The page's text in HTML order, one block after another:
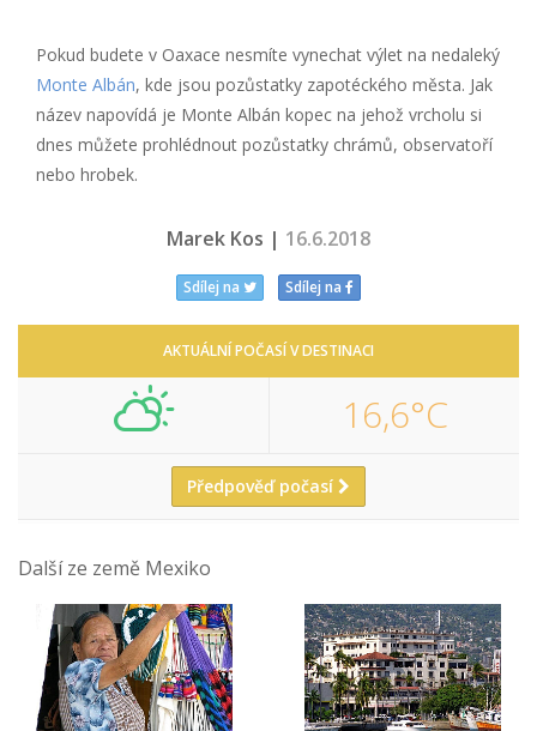
Pokud budete v Oaxace nesmíte vynechat výlet na nedaleký
Monte Albán, kde jsou pozůstatky zapotéckého města. Jak
název napovídá je Monte Albán kopec na jehož vrcholu si
dnes můžete prohlédnout pozůstatky chrámů, observatoří
nebo hrobek.
Marek Kos | 16.6.2018
Sdílej na Sdílej na
AKTUÁLNÍ POČASÍ V DESTINACI
16,6°C
Předpověď počasí
Další ze země Mexiko